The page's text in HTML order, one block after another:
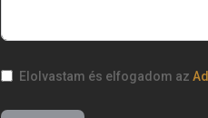
Elolvastam és elfogadom az